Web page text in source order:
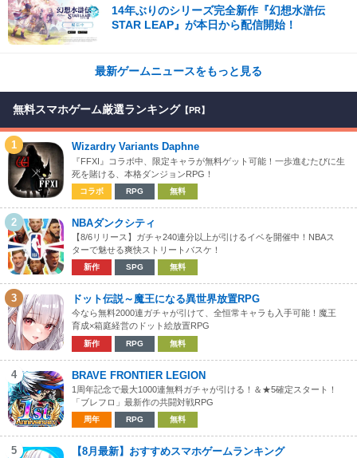
14年ぶりのシリーズ完全新作『幻想水滸伝
STAR LEAP』が本日から配信開始！
最新ゲームニュースをもっと見る
無料スマホゲーム厳選ランキング 【PR】
1 Wizardry Variants Daphne
『FFXI』コラボ中、限定キャラが無料ゲット可能！一歩進むたびに生
死を賭ける、本格ダンジョンRPG！
コラボ RPG 無料
2 NBAダンクシティ
【8/6リリース】ガチャ240連分以上が引けるイベを開催中！NBAス
ターで魅せる爽快ストリートバスケ！
新作 SPG 無料
3 ドット伝説～魔王になる異世界放置RPG
今なら無料2000連ガチャが引けて、全恒常キャラも入手可能！魔王
育成×箱庭経営のドット絵放置RPG
新作 RPG 無料
4 BRAVE FRONTIER LEGION
1周年記念で最大1000連無料ガチャが引ける！＆★5確定スタート！
「ブレフロ」最新作の共闘対戦RPG
周年 RPG 無料
5 【8月最新】おすすめスマホゲームランキング